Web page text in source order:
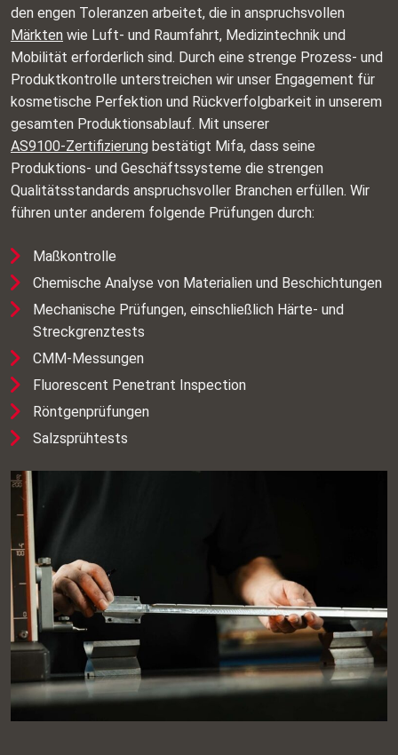
den engen Toleranzen arbeitet, die in anspruchsvollen
Märkten wie Luft- und Raumfahrt, Medizintechnik und
Mobilität erforderlich sind. Durch eine strenge Prozess- und
Produktkontrolle unterstreichen wir unser Engagement für
kosmetische Perfektion und Rückverfolgbarkeit in unserem
gesamten Produktionsablauf. Mit unserer
AS9100‑Zertifizierung bestätigt Mifa, dass seine
Produktions- und Geschäftssysteme die strengen
Qualitätsstandards anspruchsvoller Branchen erfüllen. Wir
führen unter anderem folgende Prüfungen durch:
Maßkontrolle
Chemische Analyse von Materialien und Beschichtungen
Mechanische Prüfungen, einschließlich Härte- und
Streckgrenztests
CMM‑Messungen
Fluorescent Penetrant Inspection
Röntgenprüfungen
Salzsprühtests